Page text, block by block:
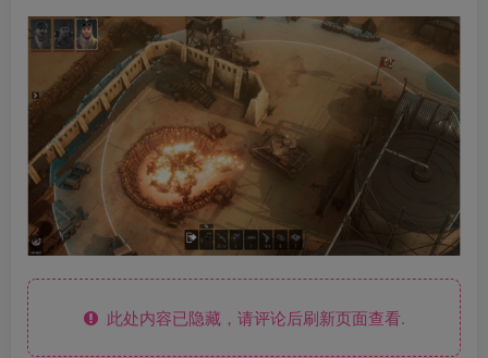
此处内容已隐藏，请评论后刷新页面查看.